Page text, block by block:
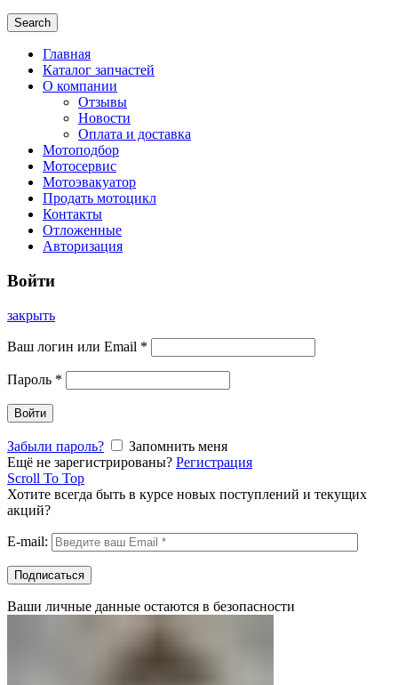
Search
Главная
Каталог запчастей
О компании
Отзывы
Новости
Оплата и доставка
Мотоподбор
Мотосервис
Мотоэвакуатор
Продать мотоцикл
Контакты
Отложенные
Авторизация
Войти
закрыть
Ваш логин или Email *
Пароль *
Войти
Забыли пароль?
Запомнить меня
Ещё не зарегистрированы? Регистрация
Scroll To Top
Хотите всегда быть в курсе новых поступлений и текущих
акций?
E-mail:
Ваши личные данные остаются в безопасности